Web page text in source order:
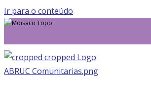
Ir para o conteúdo